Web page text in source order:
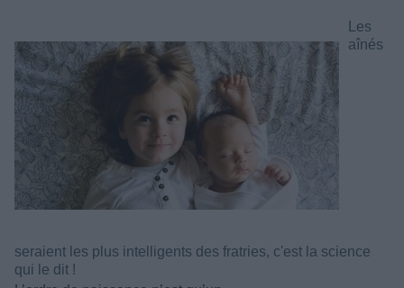
Les
aînés
seraient les plus intelligents des fratries, c'est la science
qui le dit !